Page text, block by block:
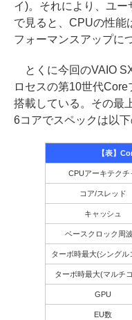
イ)。それにより、ユ
で見ると、CPUの性能
フォーマンスアップに
とくに今回のVAIO
ロセスの第10世代
搭載している。その最
6コアでスペックは以下
【表】
CPUアーキテクチ
コア/スレッド
キャッシュ
ベースクロック周
ターボ時最大(シングル
ターボ時最大(マルチ
GPU
EU数